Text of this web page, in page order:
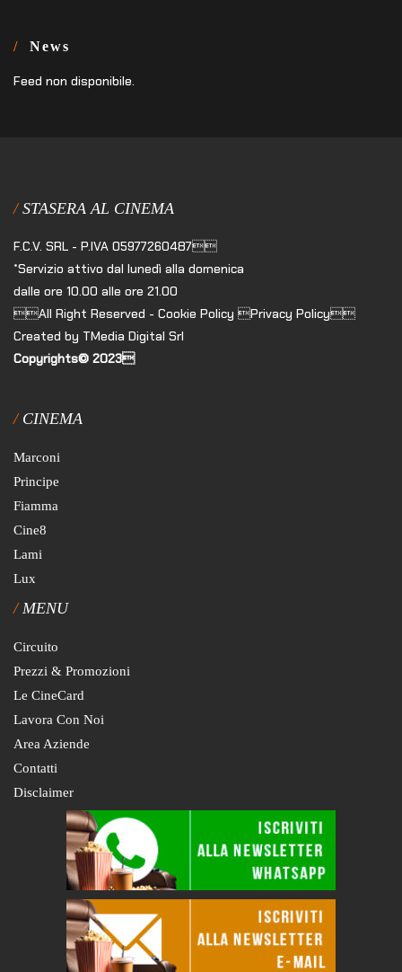
News
Feed non disponibile.
STASERA AL CINEMA
F.C.V. SRL - P.IVA 05977260487
*Servizio attivo dal lunedì alla domenica
dalle ore 10.00 alle ore 21.00
All Right Reserved - Cookie Policy Privacy Policy
Created by TMedia Digital Srl
Copyrights© 2023
CINEMA
Marconi
Principe
Fiamma
Cine8
Lami
Lux
MENU
Circuito
Prezzi & Promozioni
Le CineCard
Lavora Con Noi
Area Aziende
Contatti
Disclaimer